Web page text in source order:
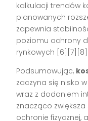
kalkulacji trendów
planowanych
zapewnia
poziomu ochrony
rynkowych [6][7][8].
Podsumowując,
zaczyna się nisko
wraz z dodaniem
znacząco
ochronie fizycznej,